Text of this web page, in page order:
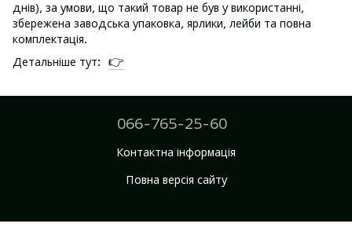
днів), за умови, що такий товар не був у використанні,
збережена заводська упаковка, ярлики, лейби та повна
комплектація.
Детальніше тут:
👉
066-765-25-60
Контактна інформація
Повна версія сайту